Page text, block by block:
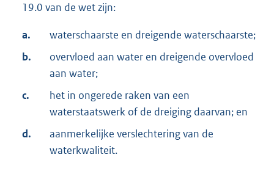
19.0 van de wet zijn:
a.
waterschaarste en dreigende waterschaarste;
b.
overvloed aan water en dreigende overvloed
aan water;
c.
het in ongerede raken van een
waterstaatswerk of de dreiging daarvan; en
d.
aanmerkelijke verslechtering van de
waterkwaliteit.